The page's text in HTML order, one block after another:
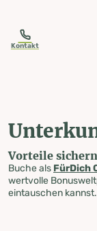
Kontakt
Vorteile
Buche als FürDich
wertvolle
eintauschen kannst.